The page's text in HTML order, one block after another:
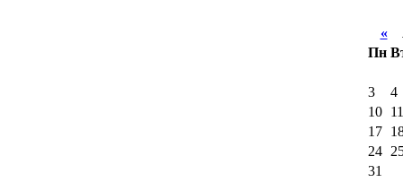
«
Пн
3
4
10
11
17
24
31